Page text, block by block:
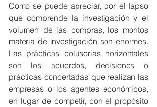
Como se puede apreciar, por el lapso
que comprende la investigación y el
volumen de las compras, los montos
materia de investigación son enormes.
Las prácticas colusorias horizontales
son los acuerdos, decisiones o
prácticas concertadas que realizan las
empresas o los agentes económicos,
en lugar de competir, con el propósito